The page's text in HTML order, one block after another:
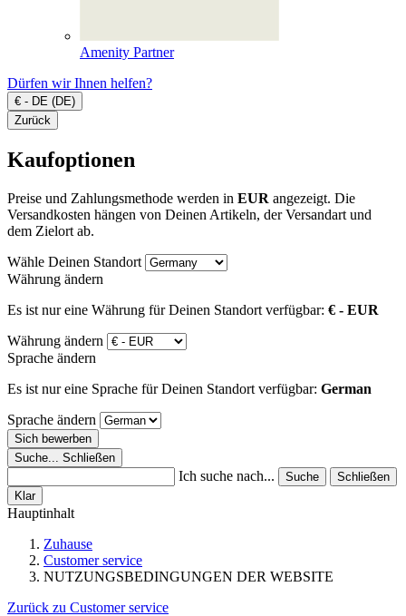
Amenity Partner
Dürfen wir Ihnen helfen?
€ - DE (DE)
Zurück
Kaufoptionen
Preise und Zahlungsmethode werden in EUR angezeigt. Die
Versandkosten hängen von Deinen Artikeln, der Versandart und
dem Zielort ab.
Wähle Deinen Standort
Währung ändern
Es ist nur eine Währung für Deinen Standort verfügbar: € - EUR
Währung ändern
Sprache ändern
Es ist nur eine Sprache für Deinen Standort verfügbar: German
Sprache ändern
Sich bewerben
Suche...
Schließen
Ich suche nach... Suche
Schließen
Klar
Hauptinhalt
Zuhause
Customer service
NUTZUNGSBEDINGUNGEN DER WEBSITE
Zurück zu Customer service